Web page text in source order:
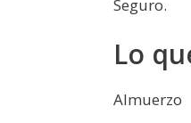
Seguro.
Lo
Almuerzo